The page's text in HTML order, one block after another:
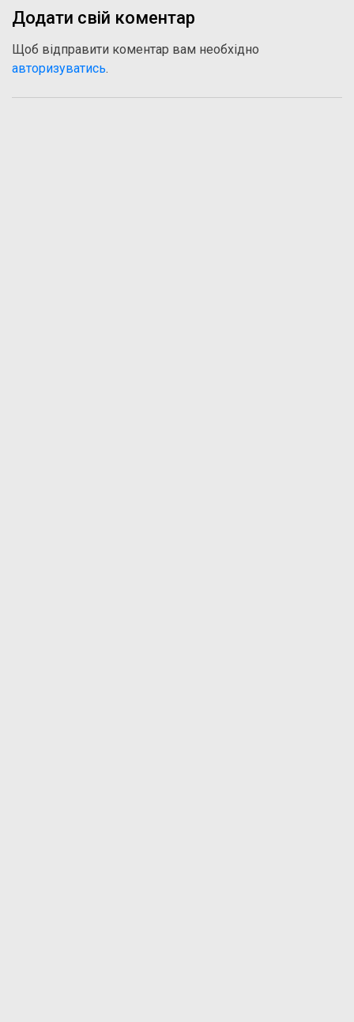
Додати свій коментар
Щоб відправити коментар вам необхідно
авторизуватись.